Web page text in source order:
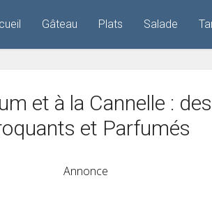
Gâteau Plats Salade
et à la Cannelle :
et Parfumés
Annonce